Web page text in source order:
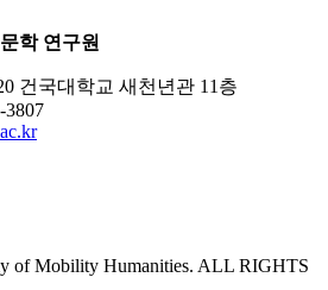
학 연구원
건국대학교 새천년관 11층
3807
of Mobility Humanities. ALL RIGHTS